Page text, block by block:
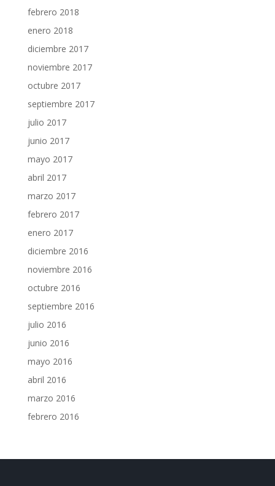
febrero 2018
enero 2018
diciembre 2017
noviembre 2017
octubre 2017
septiembre 2017
julio 2017
junio 2017
mayo 2017
abril 2017
marzo 2017
febrero 2017
enero 2017
diciembre 2016
noviembre 2016
octubre 2016
septiembre 2016
julio 2016
junio 2016
mayo 2016
abril 2016
marzo 2016
febrero 2016